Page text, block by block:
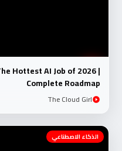
Hottest AI Job of 2026 |
Complete Roadmap
The Cloud Girl
الذكاء الاصطناعي